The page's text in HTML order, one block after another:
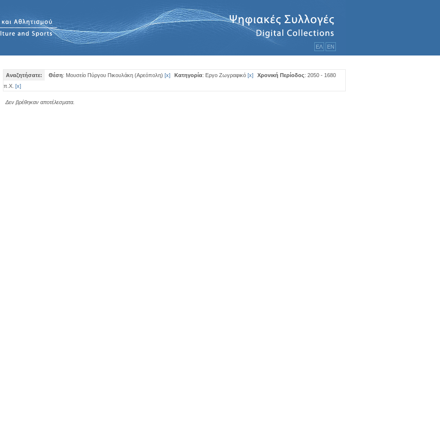
ΕΛ ΕΝ
Αναζητήσατε: Θέση: Μουσείο Πύργου Πικουλάκη (Αρεόπολη) [x] Κατηγορία: Εργο Ζωγραφικό [x] Χρονική Περίοδος: 2050 - 1680
π.Χ. [x]
Δεν βρέθηκαν αποτέλεσματα.